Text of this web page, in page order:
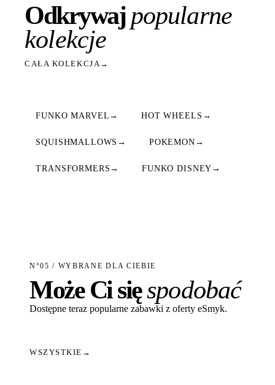
Odkrywajpopularne
kolekcje
CAŁA KOLEKCJA →
FUNKO MARVEL → HOT WHEELS →
SQUISHMALLOWS → POKEMON →
TRANSFORMERS → FUNKO DISNEY →
N°05 / WYBRANE DLA CIEBIE
Może Ci sięspodobać
Dostępne teraz popularne zabawki z oferty eSmyk.
WSZYSTKIE →